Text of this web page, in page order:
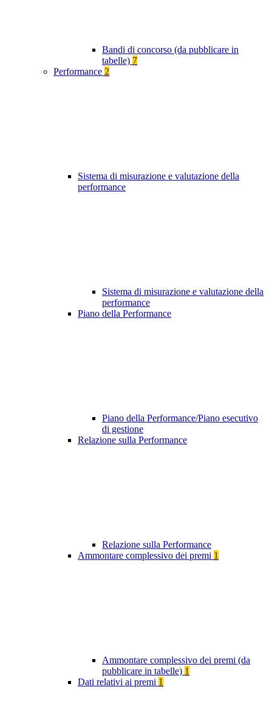
Bandi di concorso (da pubblicare in
tabelle) 7
Performance 2
Sistema di misurazione e valutazione della
performance
Sistema di misurazione e valutazione della
performance
Piano della Performance
Piano della Performance/Piano esecutivo
di gestione
Relazione sulla Performance
Relazione sulla Performance
Ammontare complessivo dei premi 1
Ammontare complessivo dei premi (da
pubblicare in tabelle) 1
Dati relativi ai premi 1